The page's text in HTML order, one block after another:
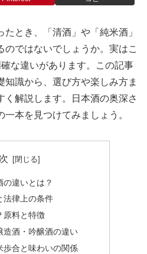
とき、「清酒」や「純米酒」
のではないでしょうか。実はこ
な違いがあります。この記事
知識から、選び方や楽しみ方ま
く解説します。日本酒の奥深さ
本を見つけてみましょう。
の違いとは？
法律上の条件
原料と特徴
造酒・吟醸酒の違い
歩合と味わいの関係